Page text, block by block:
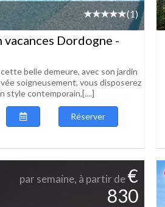
(1)
Dordogne -
belle demeure, avec son jardin
soigneusement, vous disposerez
style contemporain,[....]
Réserver
par semaine, à partir de€
830